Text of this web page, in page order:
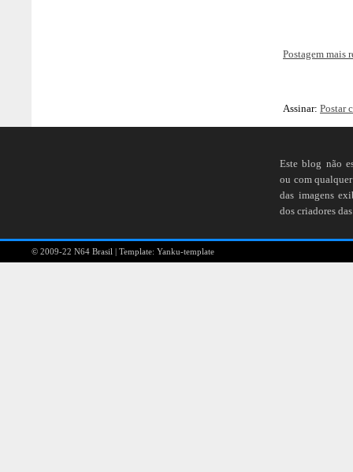
Postagem mais
Assinar: Postar
Este blog não
ou com
das imagens
dos criadores
© 2009-22 N64 Brasil | Template: Yanku-template